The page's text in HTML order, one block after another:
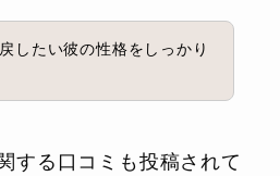
したい彼の性格をしっかり
する口コミも投稿されて